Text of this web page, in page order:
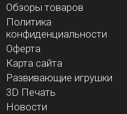
Обзоры товаров
Политика
конфиденциальности
Оферта
Карта сайта
Развивающие игрушки
3D Печать
Новости